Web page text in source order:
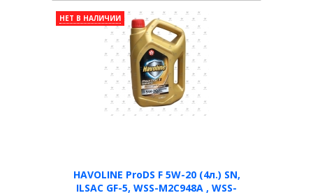
HAVOLINE ProDS F 5W-20 (4л.) SN,
ILSAC GF-5, WSS-M2C948A , WSS-
НЕТ В НАЛИЧИИ